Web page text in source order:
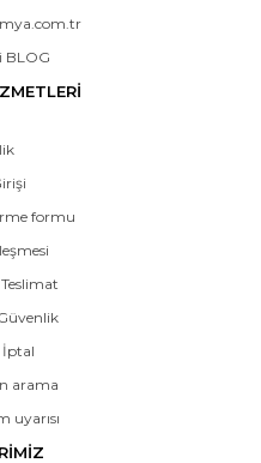
BLOG
formu
İptal
arama
uyarısı